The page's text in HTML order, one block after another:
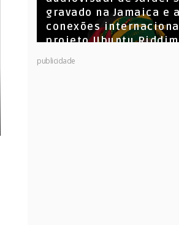
gravado na Jamaica e
conexões
projeto Ubuntu Riddim
publicidade